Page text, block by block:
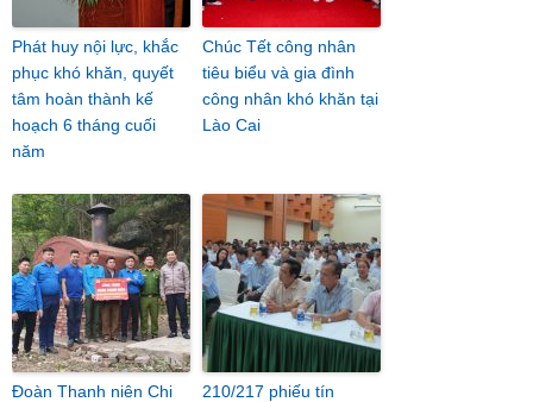
Phát huy nội lực, khắc
phục khó khăn, quyết
tâm hoàn thành kế
hoạch 6 tháng cuối
năm
Chúc Tết công nhân
tiêu biểu và gia đình
công nhân khó khăn tại
Lào Cai
Đoàn Thanh niên Chi
210/217 phiếu tín